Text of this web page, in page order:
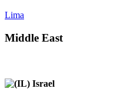
Lima
Middle East
Israel